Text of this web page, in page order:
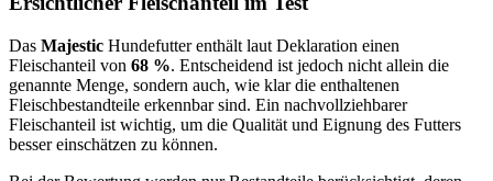
Das Majestic Hundefutter enthält laut Deklaration einen
Fleischanteil von 68 %. Entscheidend ist jedoch nicht allein die
genannte Menge, sondern auch, wie klar die enthaltenen
Fleischbestandteile erkennbar sind. Ein nachvollziehbarer
Fleischanteil ist wichtig, um die Qualität und Eignung des Futters
besser einschätzen zu können.